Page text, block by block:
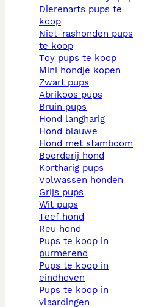
dierenarts pups te
koop
niet-rashonden pups
te koop
toy pups te koop
mini hondje kopen
zwart pups
abrikoos pups
bruin pups
hond langharig
hond blauwe
hond met stamboom
boerderij hond
kortharig pups
volwassen honden
grijs pups
wit pups
teef hond
reu hond
pups te koop in
purmerend
pups te koop in
eindhoven
pups te koop in
vlaardingen